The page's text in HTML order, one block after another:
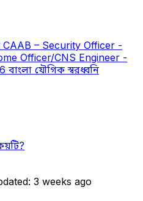
CAAB – Security Officer -
Officer/CNS Engineer -
বাংলা যৌগিক স্বরধ্বনি
3 weeks ago